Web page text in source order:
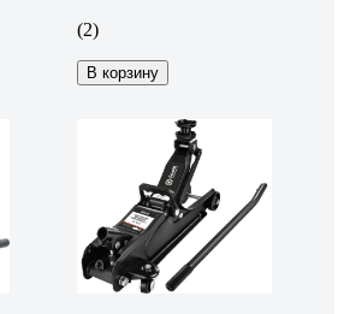
(2)
В корзину